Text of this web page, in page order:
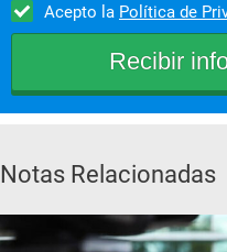
Acepto la Política de
Notas Relacionadas